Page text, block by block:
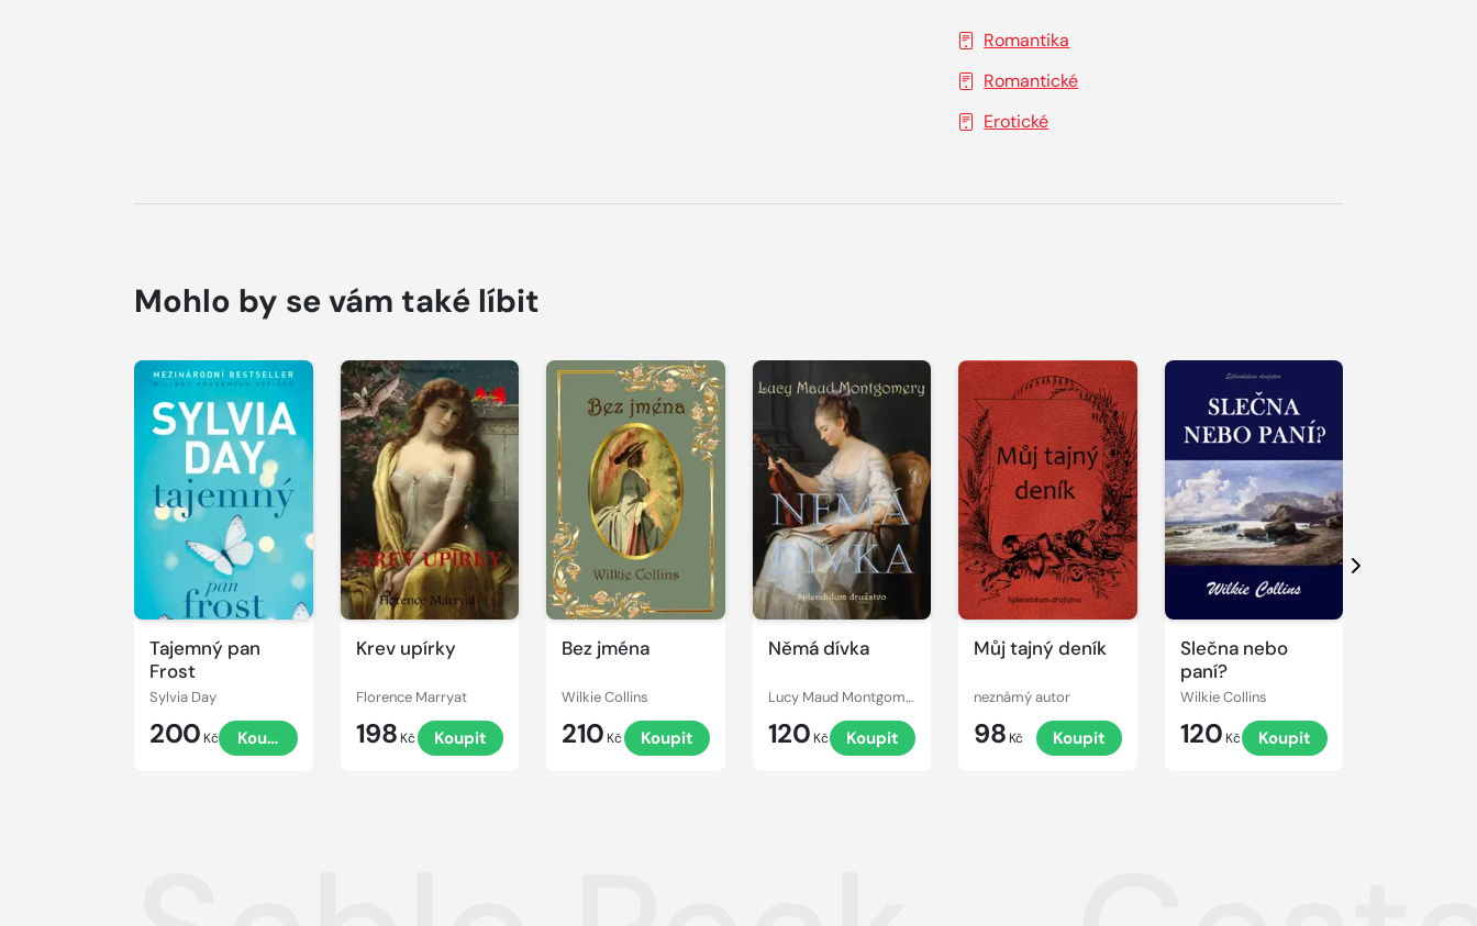
Romantika
Romantické
Erotické
Mohlo by se vám také líbit
Tajemný pan
Frost
Sylvia Day
200 Kč Koupit
Krev upírky
Florence Marryat
198 Kč Koupit
Bez jména
Wilkie Collins
210 Kč Koupit
Němá dívka
Lucy Maud Montgomery
120 Kč Koupit
Můj tajný deník
neznámý autor
98 Kč Koupit
Slečna nebo
paní?
Wilkie Collins
120 Kč Koupit
Další